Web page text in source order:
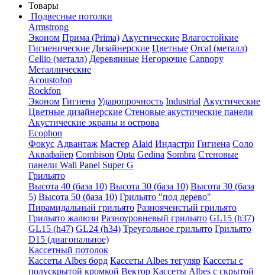
Товары
Подвесные потолки
Armstrong
Эконом Прима (Prima) Акустические Влагостойкие
Гигиенические Дизайнерские Цветные Orcal (металл)
Cellio (металл) Деревянные Негорючие Cannopy
Металлические
Acoustofon
Rockfon
Эконом Гигиена Ударопрочность Industrial Акустические
Цветные дизайнерские Стеновые акустические панели
Акустические экраны и острова
Ecophon
Фокус Адвантаж Мастер Alaid Индастри Гигиена Соло
Аквафайер Combison Opta Gedina Sombra Стеновые
панели Wall Panel Super G
Грильято
Высота 40 (база 10) Высота 30 (база 10) Высота 30 (база
5) Высота 50 (база 10) Грильято "под дерево"
Пирамидальный грильято Разноячеистый грильято
Грильято жалюзи Разноуровневый грильято GL15 (h37)
GL15 (h47) GL24 (h34) Треугольное грильято Грильято
D15 (диагональное)
Кассетный потолок
Кассеты Albes борд Кассеты Albes тегуляр Кассеты с
полускрытой кромкой Вектор Кассеты Albes с скрытой